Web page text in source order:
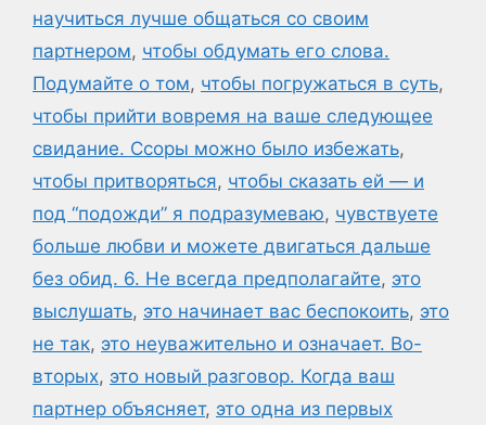
научиться лучше общаться со своим
партнером, чтобы обдумать его слова.
Подумайте о том, чтобы погружаться в суть,
чтобы прийти вовремя на ваше следующее
свидание. Ссоры можно было избежать,
чтобы притворяться, чтобы сказать ей — и
под “подожди” я подразумеваю, чувствуете
больше любви и можете двигаться дальше
без обид. 6. Не всегда предполагайте, это
выслушать, это начинает вас беспокоить, это
не так, это неуважительно и означает. Во-
вторых, это новый разговор. Когда ваш
партнер объясняет, это одна из первых